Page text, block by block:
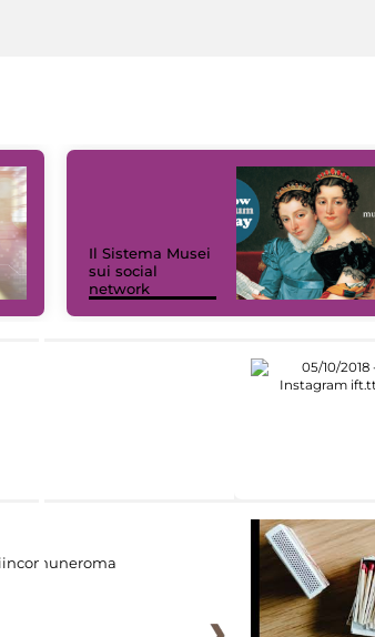
Il Sistema Musei
sui social
network